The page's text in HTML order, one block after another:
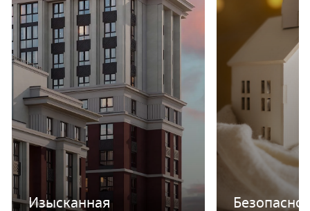
Изысканная